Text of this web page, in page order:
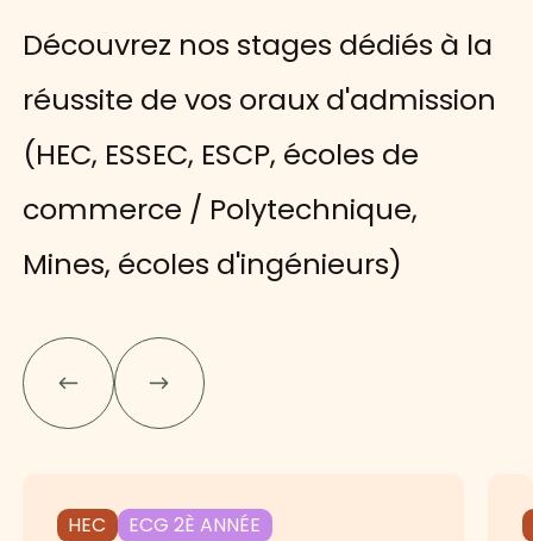
Découvrez nos stages dédiés à la
réussite de vos oraux d'admission
(HEC, ESSEC, ESCP, écoles de
commerce / Polytechnique,
Mines, écoles d'ingénieurs)
HEC ECG 2È ANNÉE